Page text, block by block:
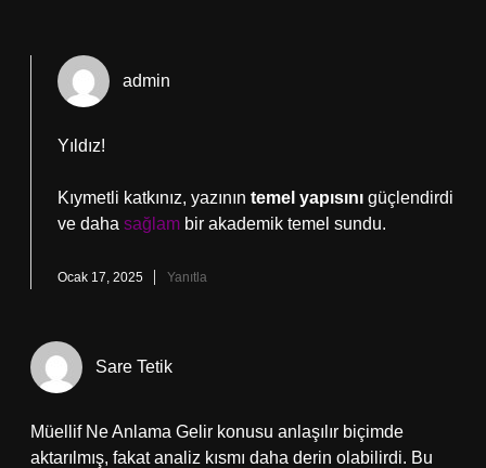
admin
Yıldız!
Kıymetli katkınız, yazının temel yapısını güçlendirdi
ve daha sağlam bir akademik temel sundu.
Ocak 17, 2025 Yanıtla
Sare Tetik
Müellif Ne Anlama Gelir konusu anlaşılır biçimde
aktarılmış, fakat analiz kısmı daha derin olabilirdi. Bu